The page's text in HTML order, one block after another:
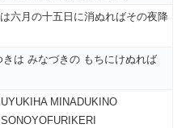
六月の十五日に消ぬればその夜降
は みなづきの もちにけぬれば
MINADUKINO